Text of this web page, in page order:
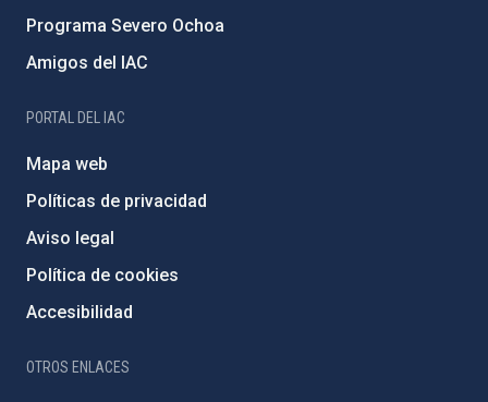
Programa Severo Ochoa
Amigos del IAC
PORTAL DEL IAC
Mapa web
Políticas de privacidad
Aviso legal
Política de cookies
Accesibilidad
OTROS ENLACES